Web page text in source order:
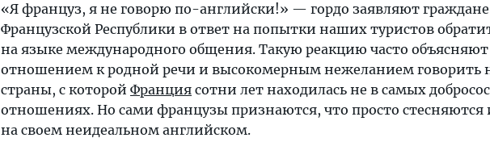
жители
Франции
раздражают
россиян?
«Я француз, я не говорю по-английски!» — гордо заявляют граждане
Французской Республики в ответ на попытки наших туристов
на языке международного общения. Такую реакцию часто
отношением к родной речи и высокомерным нежеланием говорить
страны, с которой Франция сотни лет находилась не в самых
отношениях. Но сами французы признаются, что просто стесняются
на своем неидеальном английском.